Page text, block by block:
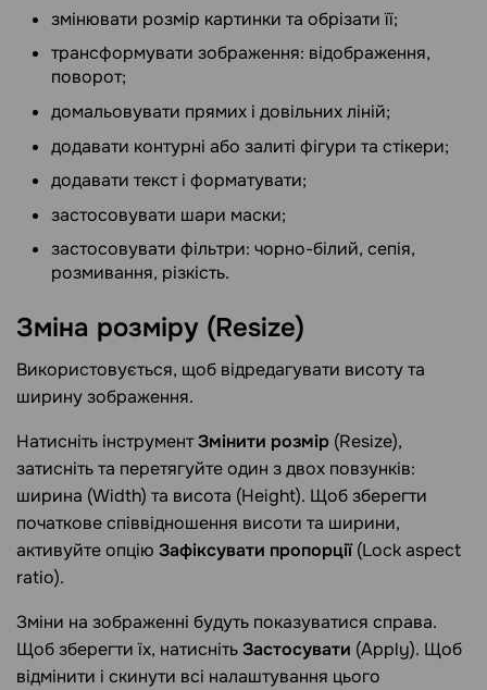
змінювати розмір картинки та обрізати її;
трансформувати зображення: відображення,
поворот;
домальовувати прямих і довільних ліній;
додавати контурні або залиті фігури та стікери;
додавати текст і форматувати;
застосовувати шари маски;
застосовувати фільтри: чорно-білий, сепія,
розмивання, різкість.
Зміна розміру (Resize)
Використовується, щоб відредагувати висоту та
ширину зображення.
Натисніть інструментЗмінити розмір (Resize),
затисніть та перетягуйте один з двох повзунків:
ширина (Width) та висота (Height). Щоб зберегти
початкове співвідношення висоти та ширини,
активуйте опцію Зафіксувати пропорції(Lock aspect
ratio).
Зміни на зображенні будуть показуватися справа.
Щоб зберегти їх, натиснітьЗастосувати (Apply). Щоб
відмінити і скинути всі налаштування цього